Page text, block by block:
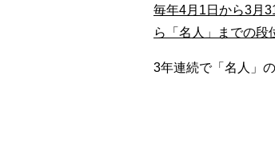
毎年4月1日から3月
ら「名人」までの段
3年連続で「名人」